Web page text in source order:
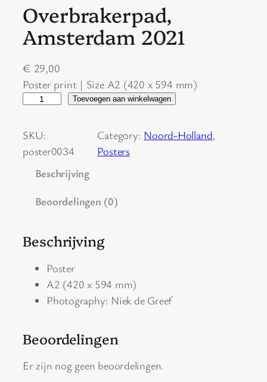
Overbrakerpad,
Amsterdam 2021
€ 29,00
Poster print | Size A2 (420 x 594 mm)
e
r
r
m
t
Toevoegen aan winkelwagen
SKU:
poster0034
Category: Noord-Holland
Posters
Beschrijving
Beoordelingen (0)
Beschrijving
Poster
A2 (420 x 594 mm)
Photography: Niek de Greef
Beoordelingen
Er zijn nog geen beoordelingen.